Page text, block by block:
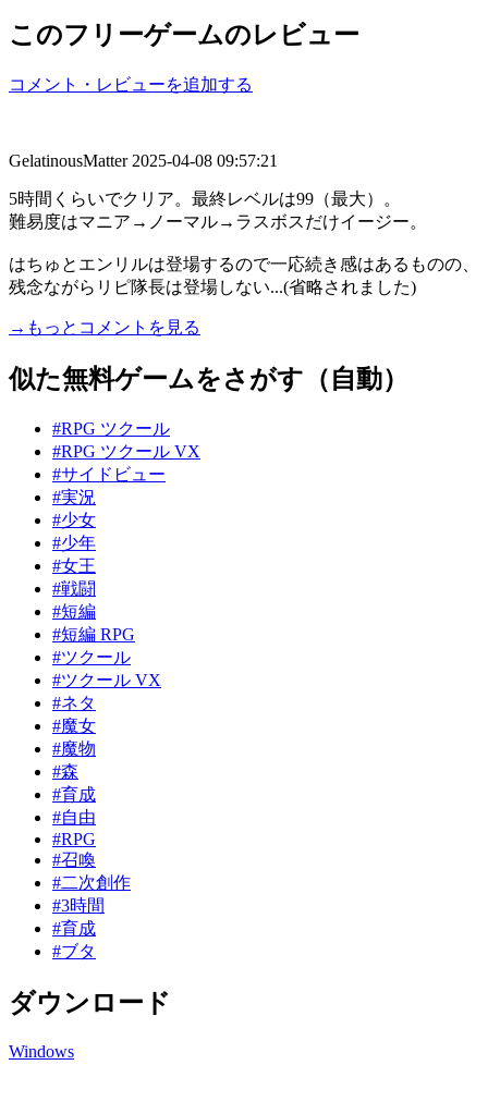
このフリーゲームのレビュー
コメント・レビューを追加する
GelatinousMatter 2025-04-08 09:57:21
5時間くらいでクリア。最終レベルは99（最大）。
難易度はマニア→ノーマル→ラスボスだけイージー。
はちゅとエンリルは登場するので一応続き感はあるものの、
残念ながらリピ隊長は登場しない...(省略されました)
→もっとコメントを見る
似た無料ゲームをさがす（自動）
#RPG ツクール
#RPG ツクール VX
#サイドビュー
#実況
#少女
#少年
#女王
#戦闘
#短編
#短編 RPG
#ツクール
#ツクール VX
#ネタ
#魔女
#魔物
#森
#育成
#自由
#RPG
#召喚
#二次創作
#3時間
#育成
#ブタ
ダウンロード
Windows